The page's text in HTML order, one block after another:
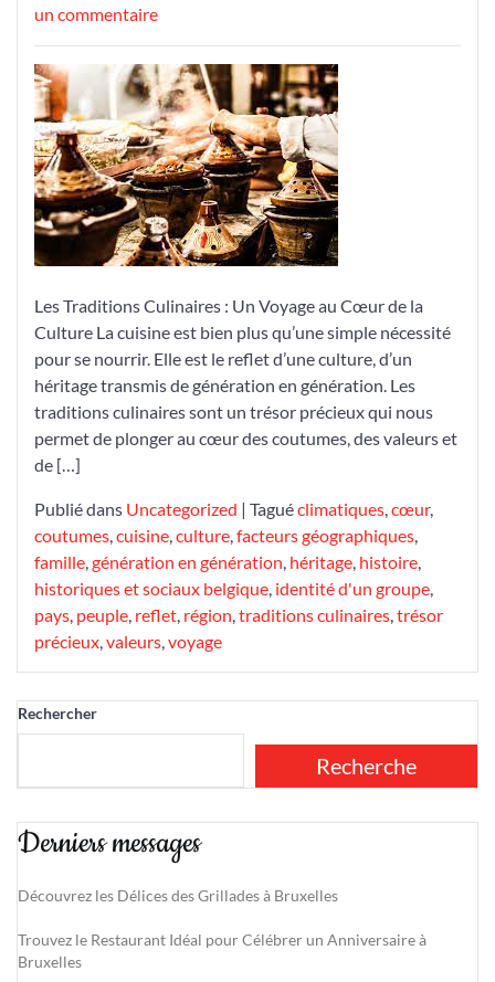
le
un commentairesur
Délices
des
Traditions
Culinaires
:
Un
Voyage
Savoureux
Cœur
de
la
Belgique
Les Traditions Culinaires : Un Voyage au Cœur de la
Culture La cuisine est bien plus qu’une simple nécessité
pour se nourrir. Elle est le reflet d’une culture, d’un
héritage transmis de génération en génération. Les
traditions culinaires sont un trésor précieux qui nous
permet de plonger au cœur des coutumes, des valeurs et
de […]
Publié dans Uncategorized | Taguéclimatiques,cœur,
coutumes,cuisine,culture,facteurs géographiques,
famille,génération en génération, héritage, histoire,
historiques et sociaux belgique, identité d'un groupe,
pays, peuple, reflet, région,traditions culinaires,trésor
précieux,valeurs,voyage
Rechercher
Recherche
Derniers messages
Découvrez les Délices des Grillades à Bruxelles
Trouvez le Restaurant Idéal pour Célébrer un Anniversaire à
Bruxelles